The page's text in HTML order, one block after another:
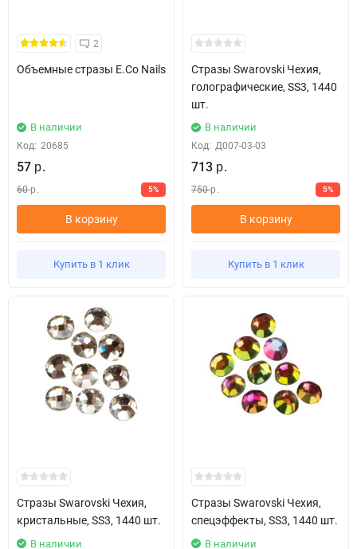
2
Объемные стразы E.Co Nails
В наличии
Код: 20685
57 р.
60 р. 5%
В корзину
Купить в 1 клик
Стразы Swarovski Чехия,
голографические, SS3, 1440
шт.
В наличии
Код: Д007-03-03
713 р.
750 р. 5%
В корзину
Купить в 1 клик
Стразы Swarovski Чехия,
кристальные, SS3, 1440 шт.
В наличии
Стразы Swarovski Чехия,
спецэффекты, SS3, 1440 шт.
В наличии